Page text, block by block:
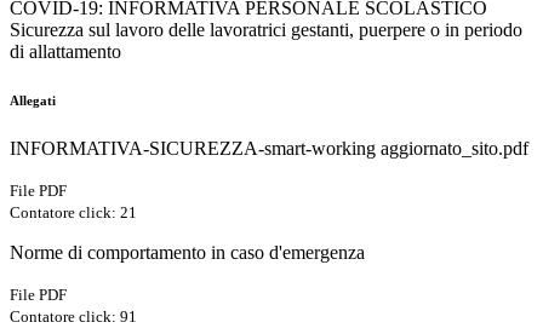
COVID-19: INFORMATIVA PERSONALE SCOLASTICO
Sicurezza sul lavoro delle lavoratrici gestanti, puerpere o in periodo
di allattamento
Allegati
INFORMATIVA-SICUREZZA-smart-working aggiornato_sito.pdf
File PDF
Contatore click: 21
Norme di comportamento in caso d'emergenza
File PDF
Contatore click: 91